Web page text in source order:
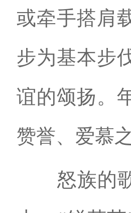
或牵手搭肩
步为基本步
谊的颂扬。
赞誉、爱慕
怒族的歌